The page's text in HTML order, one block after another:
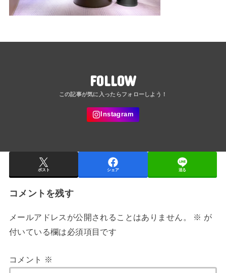
FOLLOW
ポスト シェア 送る
コメントを残す
メールアドレスが公開されることはありません。 ※ が
付いている欄は必須項目です
コメント ※